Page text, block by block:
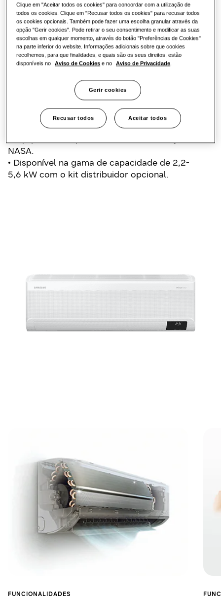
TDM Plus WindFree™ Deluxe
A Samsung amplia a sua gama WindFree™ com o
novo modelo mural WindFree™ para a sua linha
de produtos EHS TDM Plus. O mais recente TDM
Plus WindFree™ Deluxe está equipado com
tecnologia de arrefecimento WindFree™,
difundindo ar fresco de forma suave e uniforme
através de milhares de micro-orifícios para criar
condições de "ar parado"¹.
NASA.
• Disponível na gama de capacidade de 2,2-
5,6 kW com o kit distribuidor opcional.
FUNCIONALIDADES
Clique em "Aceitar todos os cookies" para concordar com a utilização de
todos os cookies. Clique em "Recusar todos os cookies" para recusar todos
os cookies opcionais. Também pode fazer uma escolha granular através da
opção "Gerir cookies". Pode retirar o seu consentimento e modificar as suas
escolhas em qualquer momento, através do botão "Preferências de Cookies"
na parte inferior do website. Informações adicionais sobre que cookies
recolhemos, para que finalidades, e quais são os seus direitos, estão
disponíveis no
Aviso de Cookies e no Aviso de Privacidade
Gerir cookies
Recusar todos Aceitar todos